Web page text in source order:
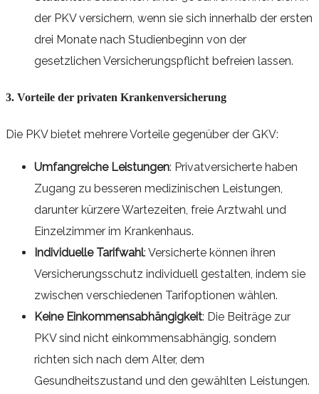
der PKV versichern, wenn sie sich innerhalb der ersten
drei Monate nach Studienbeginn von der
gesetzlichen Versicherungspflicht befreien lassen.
3. Vorteile der privaten Krankenversicherung
Die PKV bietet mehrere Vorteile gegenüber der GKV:
Umfangreiche Leistungen: Privatversicherte haben
Zugang zu besseren medizinischen Leistungen,
darunter kürzere Wartezeiten, freie Arztwahl und
Einzelzimmer im Krankenhaus.
Individuelle Tarifwahl: Versicherte können ihren
Versicherungsschutz individuell gestalten, indem sie
zwischen verschiedenen Tarifoptionen wählen.
Keine Einkommensabhängigkeit: Die Beiträge zur
PKV sind nicht einkommensabhängig, sondern
richten sich nach dem Alter, dem
Gesundheitszustand und den gewählten Leistungen.